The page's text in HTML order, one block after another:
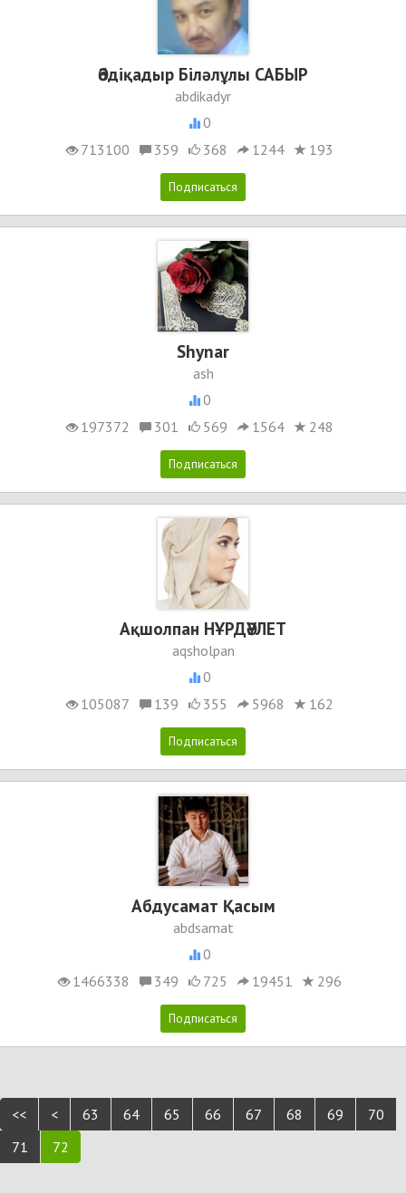
Әбдіқадыр Біләлұлы САБЫР
abdikadyr
0
713100
359 368 1244 193
Shynar
ash
0
197372
301 569 1564 248
Ақшолпан НҰРДӘУЛЕТ
aqsholpan
0
105087
139 355 5968 162
Абдусамат Қасым
abdsamat
0
1466338
349 725 19451 296
<< < 63 64 65 66 67 68 69
70
71
72